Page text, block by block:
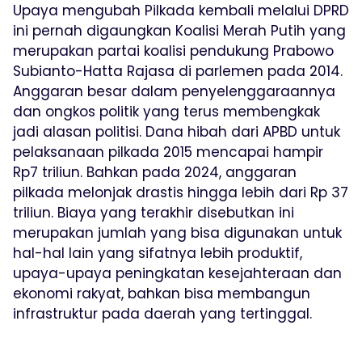
Upaya mengubah Pilkada kembali melalui DPRD
ini pernah digaungkan Koalisi Merah Putih yang
merupakan partai koalisi pendukung Prabowo
Subianto-Hatta Rajasa di parlemen pada 2014.
Anggaran besar dalam penyelenggaraannya
dan ongkos politik yang terus membengkak
jadi alasan politisi. Dana hibah dari APBD untuk
pelaksanaan pilkada 2015 mencapai hampir
Rp7 triliun. Bahkan pada 2024, anggaran
pilkada melonjak drastis hingga lebih dari Rp 37
triliun. Biaya yang terakhir disebutkan ini
merupakan jumlah yang bisa digunakan untuk
hal-hal lain yang sifatnya lebih produktif,
upaya-upaya peningkatan kesejahteraan dan
ekonomi rakyat, bahkan bisa membangun
infrastruktur pada daerah yang tertinggal.